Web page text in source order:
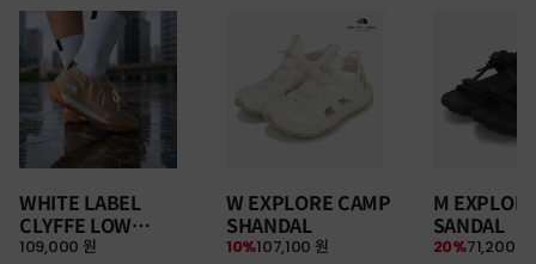
WHITE LABEL
CLYFFE LOW
SNEAKERS
109,000 원
W EXPLORE CAMP
SHANDAL
107,100 원
10%
M
SANDAL
71,200 원
20%